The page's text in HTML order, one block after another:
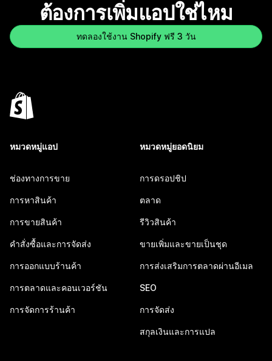
ต้องการเพิ่มแอปใช่ไหม
ทดลองใช้งาน Shopify ฟรี 3 วัน
หมวดหมู่แอป
ช่องทางการขาย
การหาสินค้า
การขายสินค้า
คำสั่งซื้อและการจัดส่ง
การออกแบบร้านค้า
การตลาดและคอนเวอร์ชัน
การจัดการร้านค้า
หมวดหมู่ยอดนิยม
การดรอปชิป
ตลาด
รีวิวสินค้า
ขายเพิ่มและขายเป็นชุด
การส่งเสริมการตลาดผ่านอีเมล
SEO
การจัดส่ง
สกุลเงินและการแปล